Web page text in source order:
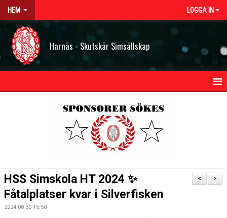
HEM LOGGA IN
Harnäs - Skutskär Simsällskap
STYRELSEN
>
<
HSS Simskola HT 2024 ✨
Fåtalplatser kvar i Silverfisken
2024-08-30 15:50